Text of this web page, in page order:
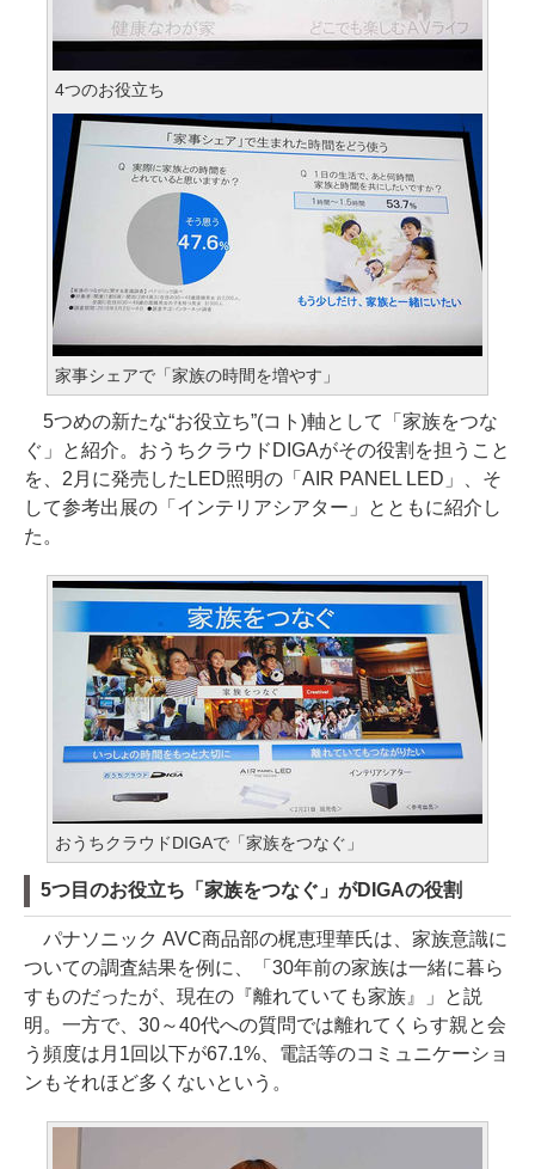
4つのお役立ち
家事シェアで「家族の時間を増やす」
5つめの新たな“お役立ち”(コト)軸として「家族をつな
ぐ」と紹介。おうちクラウドDIGAがその役割を担うこと
を、2月に発売したLED照明の「AIR PANEL LED」、そ
して参考出展の「インテリアシアター」とともに紹介し
た。
おうちクラウドDIGAで「家族をつなぐ」
5つ目のお役立ち「家族をつなぐ」がDIGAの役割
パナソニック AVC商品部の梶恵理華氏は、家族意識に
ついての調査結果を例に、「30年前の家族は一緒に暮ら
すものだったが、現在の『離れていても家族』」と説
明。一方で、30～40代への質問では離れてくらす親と会
う頻度は月1回以下が67.1%、電話等のコミュニケーショ
ンもそれほど多くないという。